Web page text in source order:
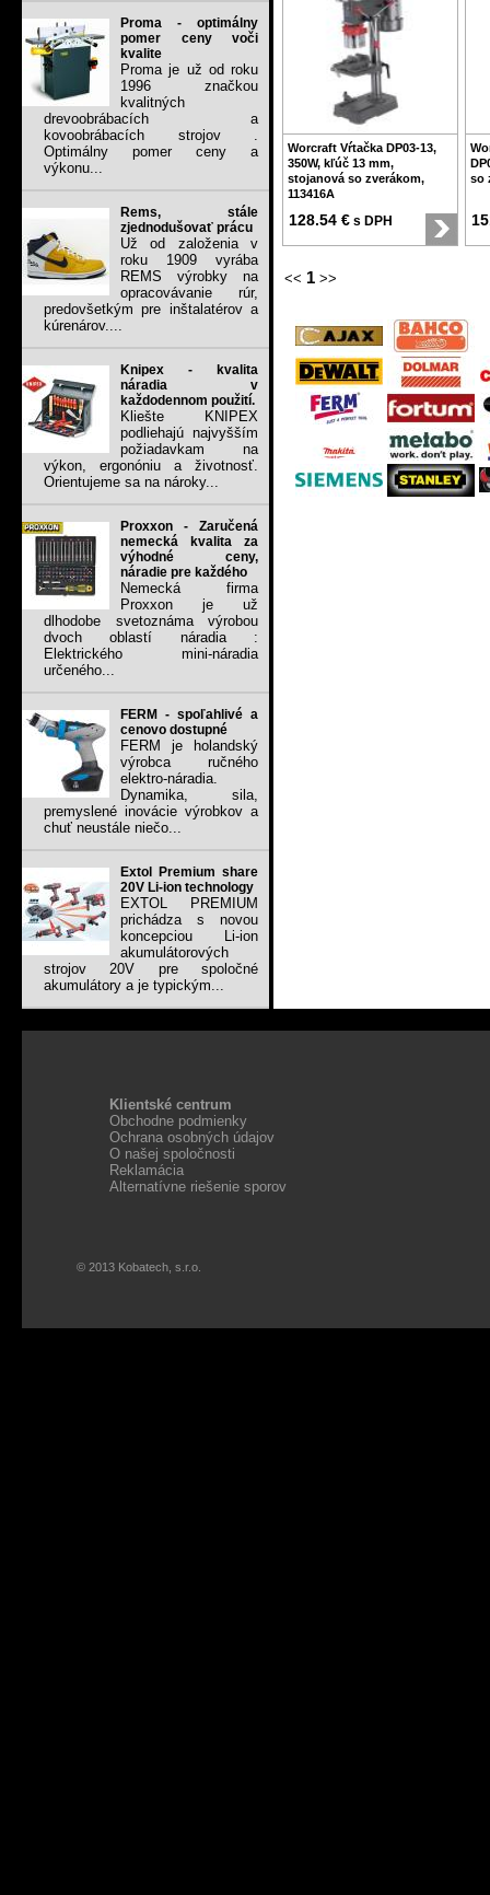
Proma - optimálny
pomer ceny voči
kvalite
Proma je už od roku
1996 značkou
kvalitných
drevoobrábacích a
kovoobrábacích strojov .
Optimálny pomer ceny a
výkonu...
Rems, stále
zjednodušovať prácu
Už od založenia v
roku 1909 vyrába
REMS výrobky na
opracovávanie rúr,
predovšetkým pre inštalatérov a
kúrenárov....
Knipex - kvalita
náradia v
každodennom použití.
Kliešte KNIPEX
podliehajú najvyšším
požiadavkam na
výkon, ergonóniu a životnosť.
Orientujeme sa na nároky...
Proxxon - Zaručená
nemecká kvalita za
výhodné ceny,
náradie pre každého
Nemecká firma
Proxxon je už
dlhodobe svetoznáma výrobou
dvoch oblastí náradia :
Elektrického mini-náradia
určeného...
FERM - spoľahlivé a
cenovo dostupné
FERM je holandský
výrobca ručného
elektro-náradia.
Dynamika, sila,
premyslené inovácie výrobkov a
chuť neustále niečo...
Extol Premium share
20V Li-ion technology
EXTOL PREMIUM
prichádza s novou
koncepciou Li-ion
akumulátorových
strojov 20V pre spoločné
akumulátory a je typickým...
Worcraft Vŕtačka DP03-13,
350W, kľúč 13 mm,
stojanová so zverákom,
113416A
128.54 € s DPH
so
<< 1 >>
Klientské centrum
Obchodne podmienky
Ochrana osobných údajov
O našej spoločnosti
Reklamácia
Alternatívne riešenie sporov
© 2013 Kobatech, s.r.o.